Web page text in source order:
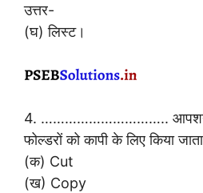
उत्तर-
(घ) लिस्ट।
4. ………………………….. आपशन
फोल्डरों को कापी के लिए किया
(क) Cut
(ख) Copy